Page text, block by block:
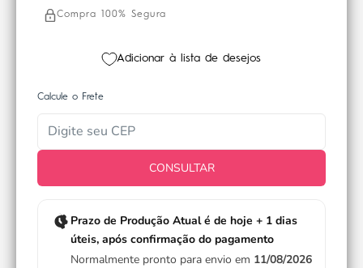
Compra 100% Segura
Adicionar à lista de desejos
Calcule o Frete
CONSULTAR
Prazo de Produção Atual é de hoje + 1 dias
úteis, após confirmação do pagamento
Normalmente pronto para envio em 11/08/2026